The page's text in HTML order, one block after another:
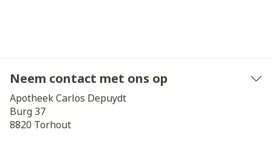
Neem contact met ons op
Apotheek Carlos Depuydt
Burg 37
8820 Torhout